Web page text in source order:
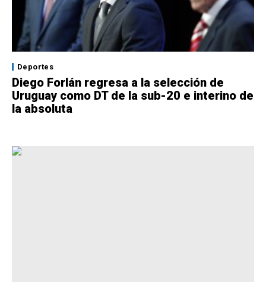
Deportes
Diego Forlán regresa a la selección de
Uruguay como DT de la sub-20 e interino de
la absoluta